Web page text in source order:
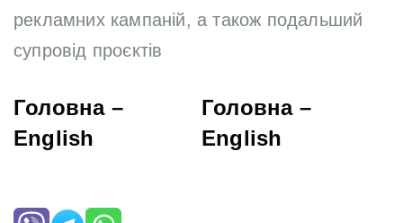
рекламних кампаній, а також подальший
супровід проєктів
Головна –
English
Головна –
English